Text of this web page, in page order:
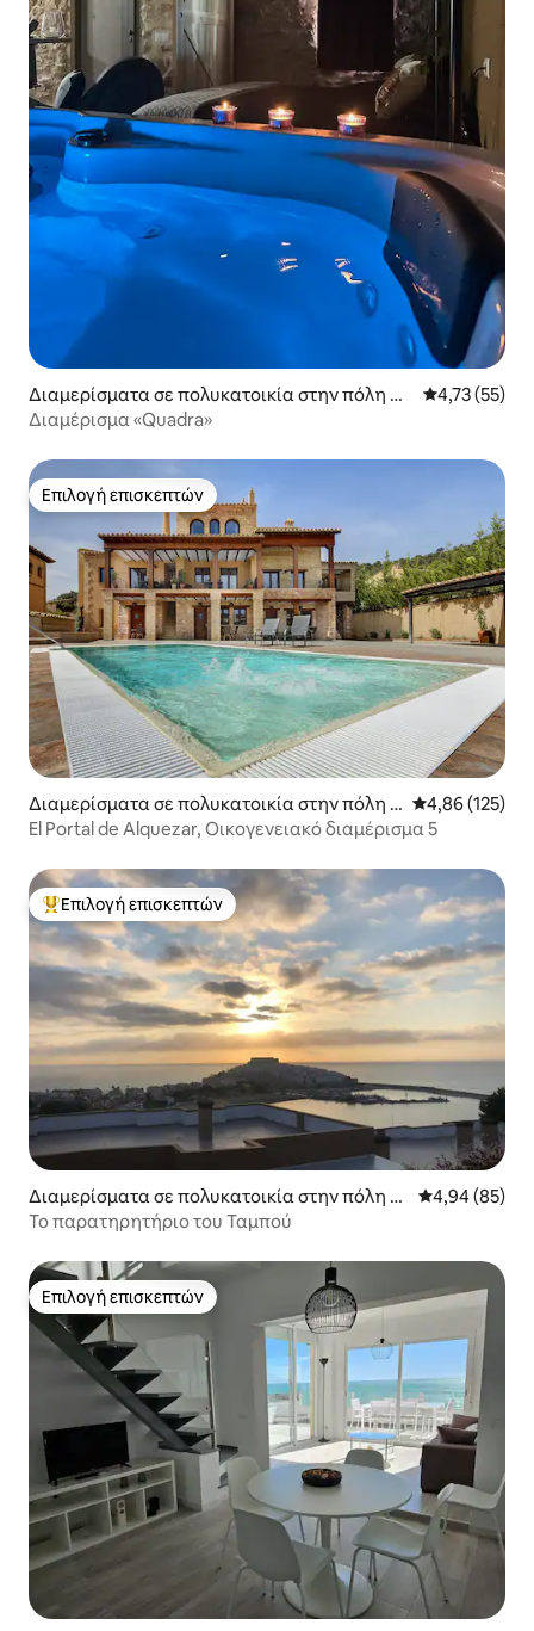
Διαμερίσματα σε πολυκατοικία στην πόλη Ca
marles
Μέση
4,73 (55)
Διαμέρισμα «Quadra»
Επιλογή επισκεπτών
Επιλογή επισκεπτών
Διαμερίσματα σε πολυκατοικία στην πόλη A
lquézar
Μέση
4,86 (125)
El Portal de Alquezar, Οικογενειακό διαμέρισμα 5
Κορυφαία επιλογή επισκεπτών
Επιλογή επισκεπτών
Διαμερίσματα σε πολυκατοικία στην πόλη P
eñíscola
Μέση
4,94 (85)
Το παρατηρητήριο του Ταμπού
Επιλογή επισκεπτών
Επιλογή επισκεπτών